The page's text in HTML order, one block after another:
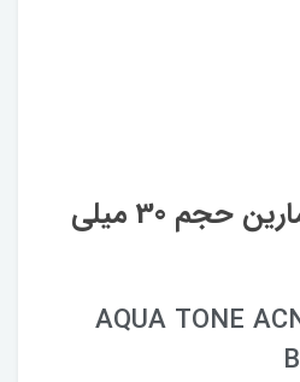
ژل ضد آکنه بایومارین حجم 30 میلی
AQUA TONE